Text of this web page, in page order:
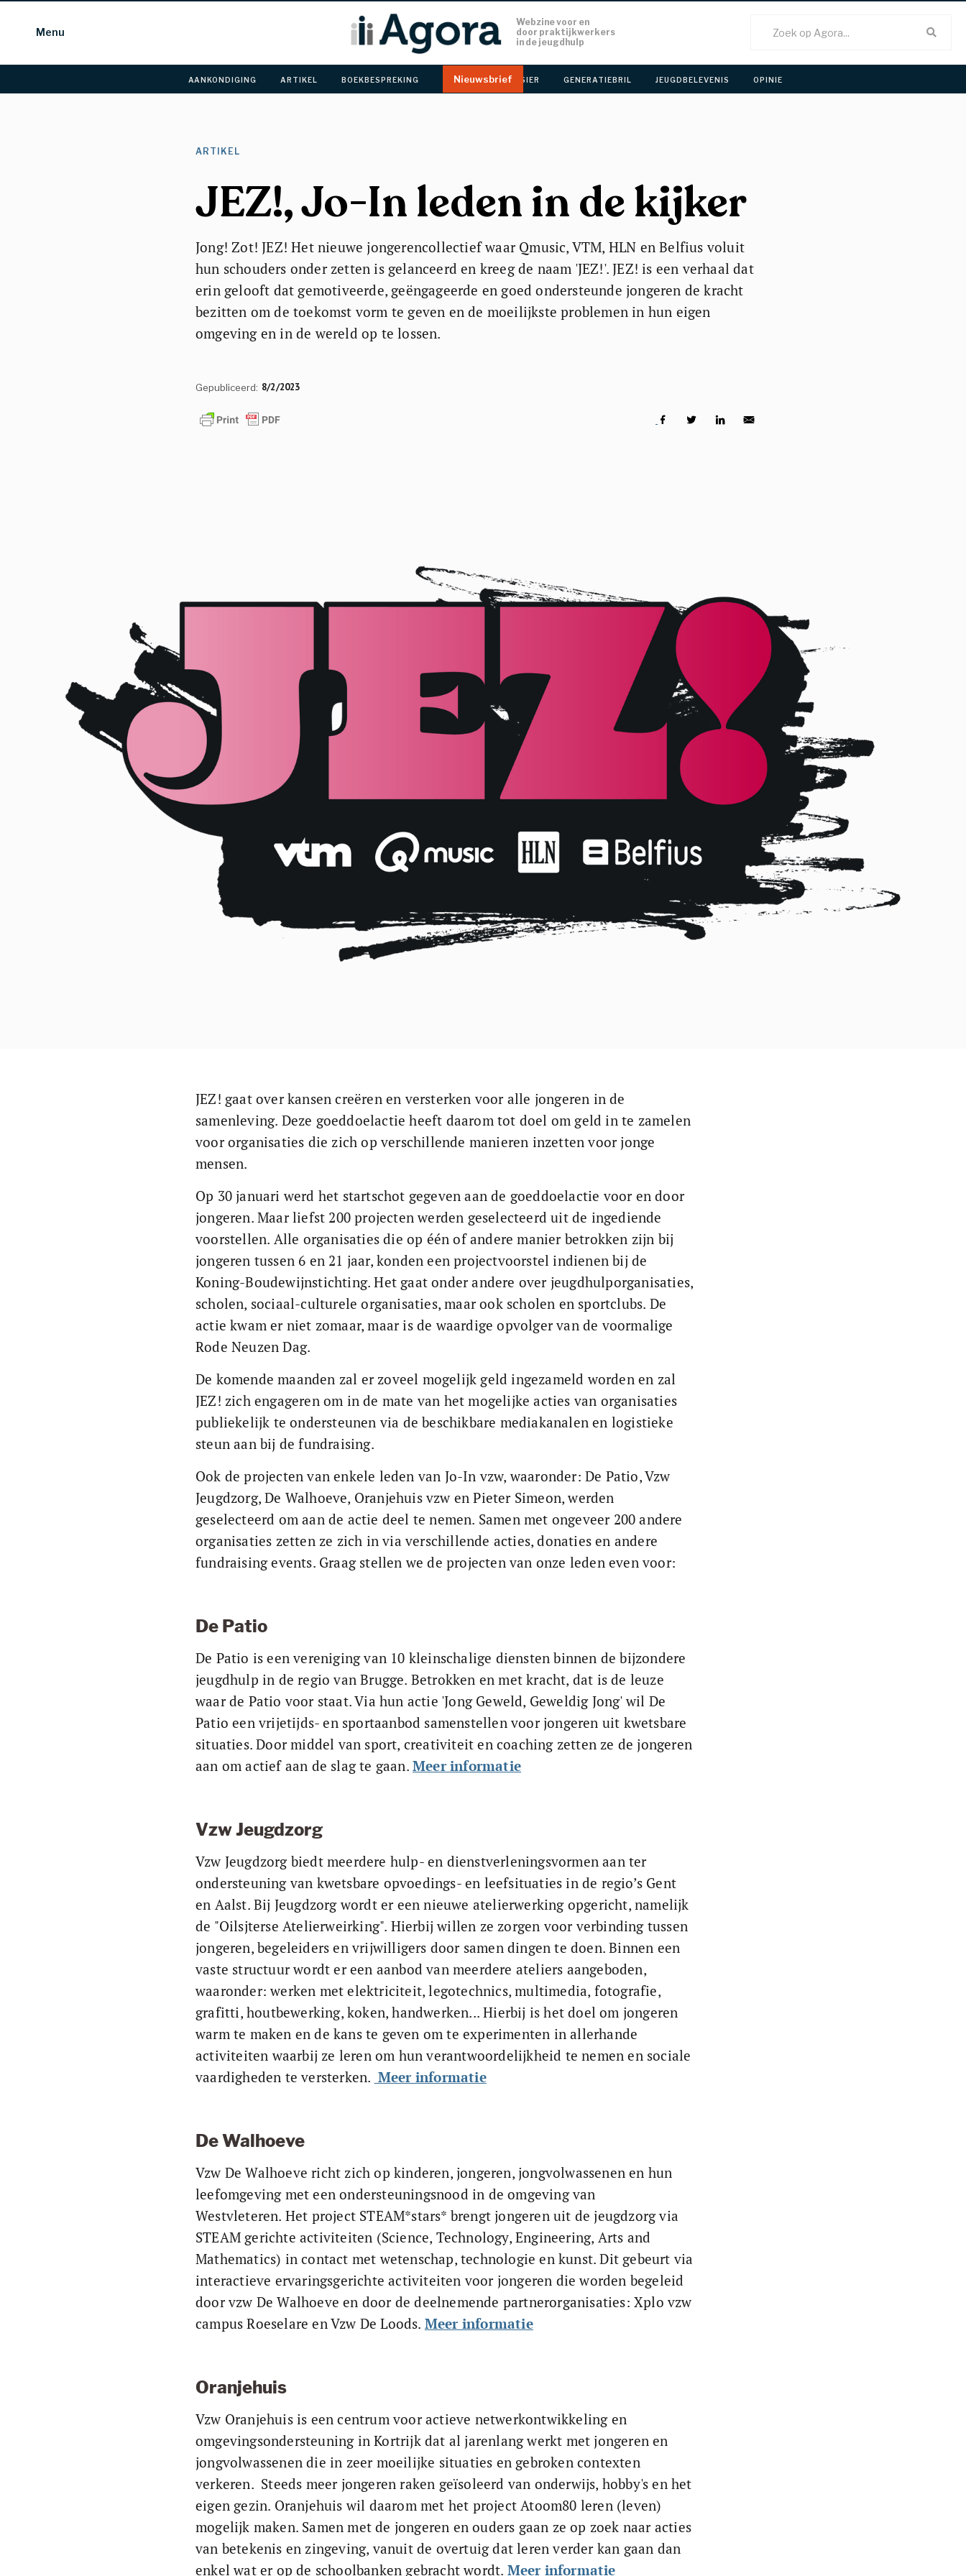
Webzine voor en
door praktijkwerkers
in de jeugdhulp
Menu
AANKONDIGING ARTIKEL BOEKBESPREKING CACHET DOSSIER GENERATIEBRIL JEUGDBELEVENIS OPINIE
Nieuwsbrief
ARTIKEL
JEZ!, Jo-In leden in de kijker
Jong! Zot! JEZ! Het nieuwe jongerencollectief waar Qmusic, VTM, HLN en Belfius voluit
hun schouders onder zetten is gelanceerd en kreeg de naam 'JEZ!'. JEZ! is een verhaal dat
erin gelooft dat gemotiveerde, geëngageerde en goed ondersteunde jongeren de kracht
bezitten om de toekomst vorm te geven en de moeilijkste problemen in hun eigen
omgeving en in de wereld op te lossen.
Gepubliceerd: 8/2/2023
JEZ! gaat over kansen creëren en versterken voor alle jongeren in de
samenleving. Deze goeddoelactie heeft daarom tot doel om geld in te zamelen
voor organisaties die zich op verschillende manieren inzetten voor jonge
mensen.
Op 30 januari werd het startschot gegeven aan de goeddoelactie voor en door
jongeren. Maar liefst 200 projecten werden geselecteerd uit de ingediende
voorstellen. Alle organisaties die op één of andere manier betrokken zijn bij
jongeren tussen 6 en 21 jaar, konden een projectvoorstel indienen bij de
Koning-Boudewijnstichting. Het gaat onder andere over jeugdhulporganisaties,
scholen, sociaal-culturele organisaties, maar ook scholen en sportclubs. De
actie kwam er niet zomaar, maar is de waardige opvolger van de voormalige
Rode Neuzen Dag.
De komende maanden zal er zoveel mogelijk geld ingezameld worden en zal
JEZ! zich engageren om in de mate van het mogelijke acties van organisaties
publiekelijk te ondersteunen via de beschikbare mediakanalen en logistieke
steun aan bij de fundraising.
Ook de projecten van enkele leden van Jo-In vzw, waaronder: De Patio, Vzw
Jeugdzorg, De Walhoeve, Oranjehuis vzw en Pieter Simeon, werden
geselecteerd om aan de actie deel te nemen. Samen met ongeveer 200 andere
organisaties zetten ze zich in via verschillende acties, donaties en andere
fundraising events. Graag stellen we de projecten van onze leden even voor:
De Patio
De Patio is een vereniging van 10 kleinschalige diensten binnen de bijzondere
jeugdhulp in de regio van Brugge. Betrokken en met kracht, dat is de leuze
waar de Patio voor staat. Via hun actie 'Jong Geweld, Geweldig Jong' wil De
Patio een vrijetijds- en sportaanbod samenstellen voor jongeren uit kwetsbare
situaties. Door middel van sport, creativiteit en coaching zetten ze de jongeren
aan om actief aan de slag te gaan. Meer informatie
Vzw Jeugdzorg
Vzw Jeugdzorg biedt meerdere hulp- en dienstverleningsvormen aan ter
ondersteuning van kwetsbare opvoedings- en leefsituaties in de regio’s Gent
en Aalst. Bij Jeugdzorg wordt er een nieuwe atelierwerking opgericht, namelijk
de "Oilsjterse Atelierweirking". Hierbij willen ze zorgen voor verbinding tussen
jongeren, begeleiders en vrijwilligers door samen dingen te doen. Binnen een
vaste structuur wordt er een aanbod van meerdere ateliers aangeboden,
waaronder: werken met elektriciteit, legotechnics, multimedia, fotografie,
grafitti, houtbewerking, koken, handwerken... Hierbij is het doel om jongeren
warm te maken en de kans te geven om te experimenten in allerhande
activiteiten waarbij ze leren om hun verantwoordelijkheid te nemen en sociale
vaardigheden te versterken. Meer informatie
De Walhoeve
Vzw De Walhoeve richt zich op kinderen, jongeren, jongvolwassenen en hun
leefomgeving met een ondersteuningsnood in de omgeving van
Westvleteren. Het project STEAM*stars* brengt jongeren uit de jeugdzorg via
STEAM gerichte activiteiten (Science, Technology, Engineering, Arts and
Mathematics) in contact met wetenschap, technologie en kunst. Dit gebeurt via
interactieve ervaringsgerichte activiteiten voor jongeren die worden begeleid
door vzw De Walhoeve en door de deelnemende partnerorganisaties: Xplo vzw
campus Roeselare en Vzw De Loods. Meer informatie
Oranjehuis
Vzw Oranjehuis is een centrum voor actieve netwerkontwikkeling en
omgevingsondersteuning in Kortrijk dat al jarenlang werkt met jongeren en
jongvolwassenen die in zeer moeilijke situaties en gebroken contexten
verkeren.  Steeds meer jongeren raken geïsoleerd van onderwijs, hobby's en het
eigen gezin. Oranjehuis wil daarom met het project Atoom80 leren (leven)
mogelijk maken. Samen met de jongeren en ouders gaan ze op zoek naar acties
van betekenis en zingeving, vanuit de overtuig dat leren verder kan gaan dan
enkel wat er op de schoolbanken gebracht wordt. Meer informatie